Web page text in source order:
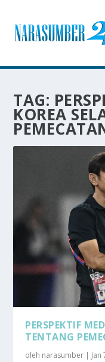
TAG:
KOREA
PERSPEKTIF
TENTANG
oleh narasumber | Jan